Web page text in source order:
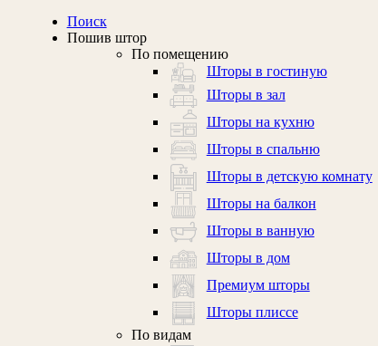
Поиск
Пошив штор
По помещению
Шторы в гостиную
Шторы в зал
Шторы на кухню
Шторы в спальню
Шторы в детскую комнату
Шторы на балкон
Шторы в ванную
Шторы в дом
Премиум шторы
Шторы плиссе
По видам